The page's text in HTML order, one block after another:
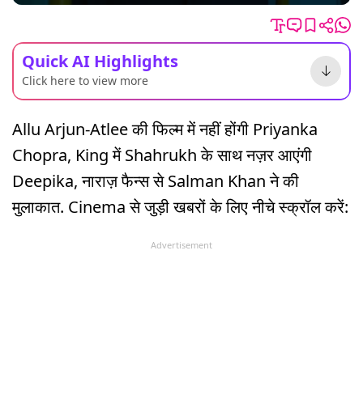
Quick AI Highlights
Click here to view more
Allu Arjun-Atlee की फिल्म में नहीं होंगी Priyanka
Chopra, King में Shahrukh के साथ नज़र आएंगी
Deepika, नाराज़ फैन्स से Salman Khan ने की
मुलाकात. Cinema से जुड़ी खबरों के लिए नीचे स्क्रॉल करें:
Advertisement